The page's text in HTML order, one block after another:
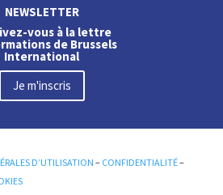
NEWSLETTER
vous à la lettre
de Brussels
International
Je m'inscris
D’UTILISATION – CONFIDENTIALITÉ–